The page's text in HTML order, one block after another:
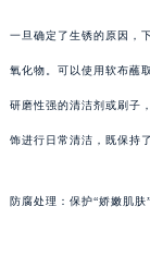
一旦确定了生锈的原因，
氧化物。可以使用软布蘸
研磨性强的清洁剂或刷子
饰进行日常清洁，既保持
防腐处理：保护“娇嫩肌肤”